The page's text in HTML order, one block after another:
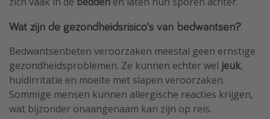
Wat zijn de gezondheidsrisico's van bedwantsen?
Bedwantsenbeten veroorzaken meestal geen ernstige
gezondheidsproblemen. Ze kunnen echter wel jeuk,
huidirritatie en moeite met slapen veroorzaken.
Sommige mensen kunnen allergische reacties krijgen,
wat bijzonder onaangenaam kan zijn op reis.